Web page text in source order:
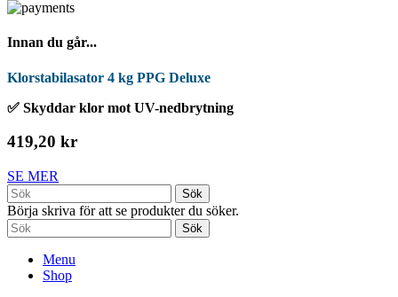
Innan du går...
Klorstabilasator 4 kg PPG Deluxe
✅ Skyddar klor mot UV-nedbrytning
419,20 kr
SE MER
Sök
Börja skriva för att se produkter du söker.
Sök
Menu
Shop